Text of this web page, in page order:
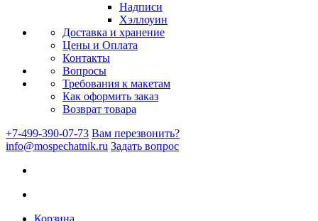
Надписи
Хэллоуин
Доставка и хранение
Цены и Оплата
Контакты
Вопросы
Требования к макетам
Как оформить заказ
Возврат товара
+7-499-390-07-73 Вам перезвонить?
info@mospechatnik.ru Задать вопрос
Корзина